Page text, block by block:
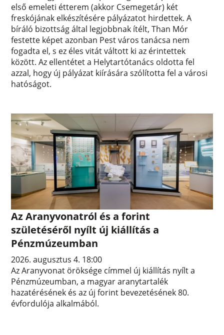
első emeleti étterem (akkor Csemegetár) két
freskójának elkészítésére pályázatot hirdettek. A
bíráló bizottság által legjobbnak ítélt, Than Mór
festette képet azonban Pest város tanácsa nem
fogadta el, s ez éles vitát váltott ki az érintettek
között. Az ellentétet a Helytartótanács oldotta fel
azzal, hogy új pályázat kiírására szólította fel a városi
hatóságot.
Az Aranyvonatról és a forint
születéséről nyílt új kiállítás a
Pénzmúzeumban
2026. augusztus 4. 18:00
Az Aranyvonat öröksége címmel új kiállítás nyílt a
Pénzmúzeumban, a magyar aranytartalék
hazatérésének és az új forint bevezetésének 80.
évfordulója alkalmából.